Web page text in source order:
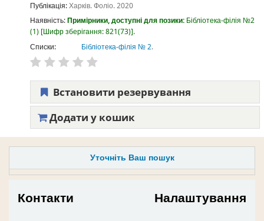
Уточніть Ваш пошук
Публікація:Харків.Фоліо.2020
Наявність:Примірники, доступні для позики: Бібліотека-філія №2
(1) Шифр зберігання:821(73) .
Списки:
Бібліотека-філія № 2.
Встановити резервування
Додати у кошик
Контакти Налаштування